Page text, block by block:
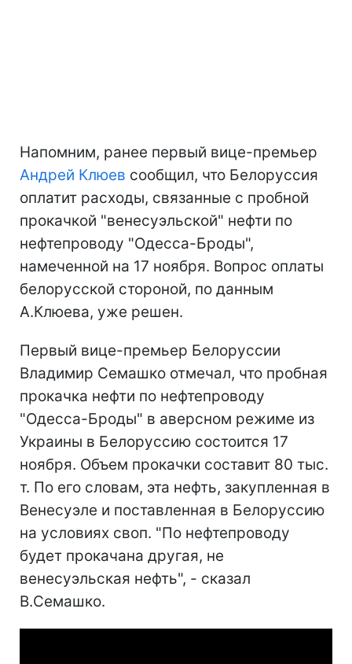
Напомним, ранее первый вице-премьер
Андрей Клюев сообщил, что Белоруссия
оплатит расходы, связанные с пробной
прокачкой "венесуэльской" нефти по
нефтепроводу "Одесса-Броды",
намеченной на 17 ноября. Вопрос оплаты
белорусской стороной, по данным
А.Клюева, уже решен.
Первый вице-премьер Белоруссии
Владимир Семашко отмечал, что пробная
прокачка нефти по нефтепроводу
"Одесса-Броды" в аверсном режиме из
Украины в Белоруссию состоится 17
ноября. Объем прокачки составит 80 тыс.
т. По его словам, эта нефть, закупленная в
Венесуэле и поставленная в Белоруссию
на условиях своп. "По нефтепроводу
будет прокачана другая, не
венесуэльская нефть", - сказал
В.Семашко.